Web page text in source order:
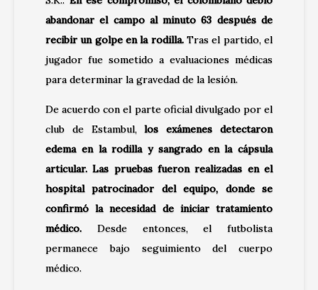
abandonar el campo al minuto 63 después de
recibir un golpe en la rodilla. Tras el partido, el
jugador fue sometido a evaluaciones médicas
para determinar la gravedad de la lesión.
De acuerdo con el parte oficial divulgado por el
club de Estambul,los exámenes detectaron
edema en la rodilla y sangrado en la cápsula
articular. Las pruebas fueron realizadas en el
hospital patrocinador del equipo, donde se
confirmó la necesidad de iniciar tratamiento
médico. Desde entonces, el futbolista
permanece bajo seguimiento del cuerpo
médico.